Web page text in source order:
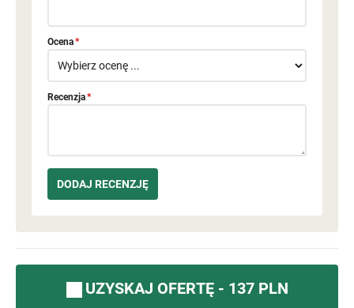
Ocena*
Recenzja*
UZYSKAJ OFERTĘ - 137 PLN